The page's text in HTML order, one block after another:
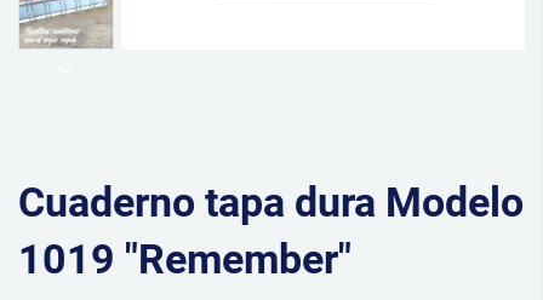
Cuaderno tapa dura Modelo
1019 "Remember"